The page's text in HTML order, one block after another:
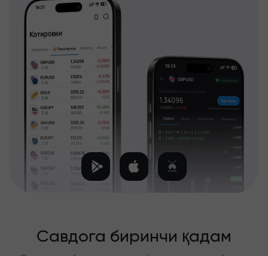
Савдога биринчи қадам